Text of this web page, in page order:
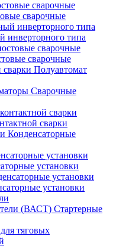
сварочные
инверторного типа
сварочные
Полуавтомат
Сварочные
сварки
Конденсаторные
установки
установки
Стартерные